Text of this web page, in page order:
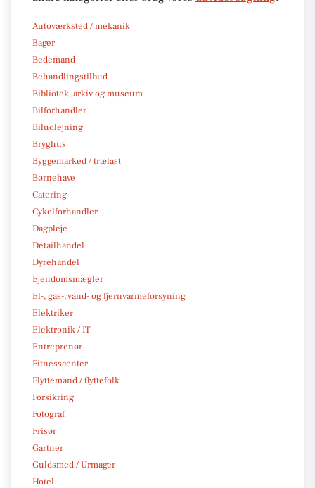
Autoværksted / mekanik
Bager
Bedemand
Behandlingstilbud
Bibliotek, arkiv og museum
Bilforhandler
Biludlejning
Bryghus
Byggemarked / trælast
Børnehave
Catering
Cykelforhandler
Dagpleje
Detailhandel
Dyrehandel
Ejendomsmægler
El-, gas-, vand- og fjernvarmeforsyning
Elektriker
Elektronik / IT
Entreprenør
Fitnesscenter
Flyttemand / flyttefolk
Forsikring
Fotograf
Frisør
Gartner
Guldsmed / Urmager
Hotel